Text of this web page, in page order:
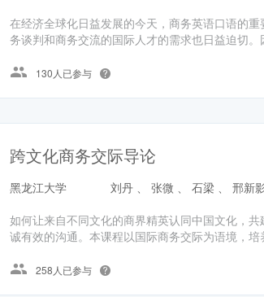
在经济全球化日益发展的今天，商务英语口语的
务谈判和商务交流的国际人才的需求也日益迫切
130人已参与
跨文化商务交际导论
黑龙江大学
刘丹 、 张微 、 石梁 、 邢新
如何让来自不同文化的商界精英认同中国文化，
诚有效的沟通。本课程以国际商务交际为语境，
258人已参与